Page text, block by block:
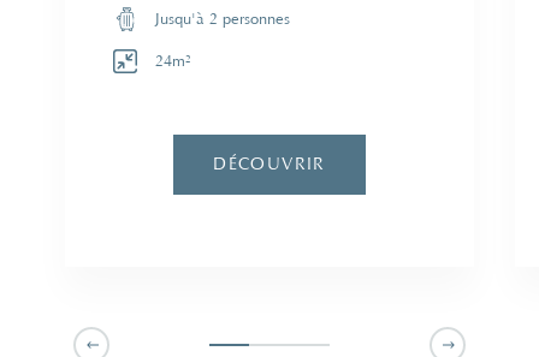
Jusqu'à 2 personnes
24m²
DÉCOUVRIR